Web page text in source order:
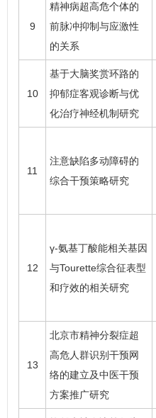
9
精神病超高危个体的
前脉冲抑制与应激性
的关系
10
基于大脑奖赏环路的
抑郁症客观诊断与优
化治疗神经机制研究
11
注意缺陷多动障碍的
综合干预策略研究
12
γ-氨基丁酸能相关基因
与Tourette综合征表型
和疗效的相关研究
13
北京市精神分裂症超
高危人群识别干预网
络的建立及中医干预
方案推广研究